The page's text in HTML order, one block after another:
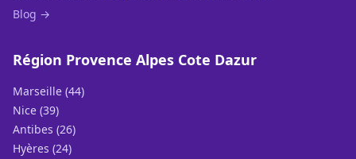
Blog →
Région Provence Alpes Cote Dazur
Marseille (44)
Nice (39)
Antibes (26)
Hyères (24)